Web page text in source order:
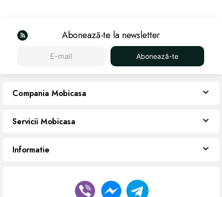
Abonează-te la newsletter
Abonează-te
Compania Mobicasa
Servicii Mobicasa
Informatie